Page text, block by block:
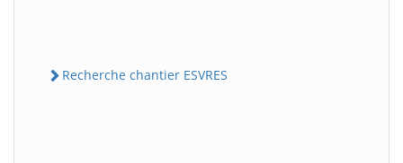
Recherche chantier ESVRES